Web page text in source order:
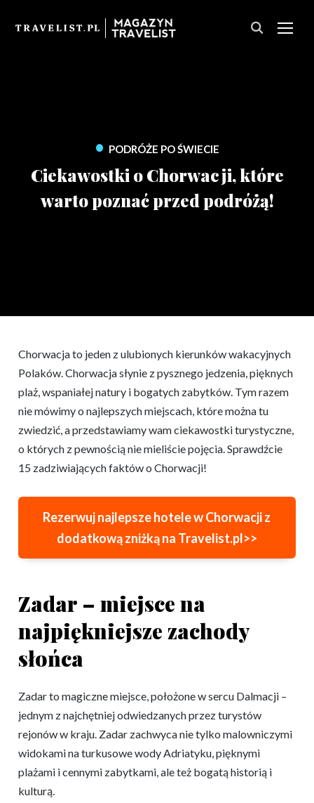
• PODRÓŻE PO ŚWIECIE
Ciekawostki o Chorwacji, które
warto poznać przed podróżą!
Chorwacja to jeden z ulubionych kierunków wakacyjnych
Polaków. Chorwacja słynie z pysznego jedzenia, pięknych
plaż, wspaniałej natury i bogatych zabytków. Tym razem
nie mówimy o najlepszych miejscach, które można tu
zwiedzić, a przedstawiamy wam ciekawostki turystyczne,
o których z pewnością nie mieliście pojęcia. Sprawdźcie
15 zadziwiających faktów o Chorwacji!
Rezerwuj najlepsze hotele w Chorwacji z
dodatkową zniżką na Travelist.pl>>
Zadar – miejsce na
najpiękniejsze zachody
słońca
Zadar to magiczne miejsce, położone w sercu Dalmacji –
jednym z najchętniej odwiedzanych przez turystów
rejonów w kraju. Zadar zachwyca nie tylko malowniczymi
widokami na turkusowe wody Adriatyku, pięknymi
plażami i cennymi zabytkami, ale też bogatą historią i
kulturą.